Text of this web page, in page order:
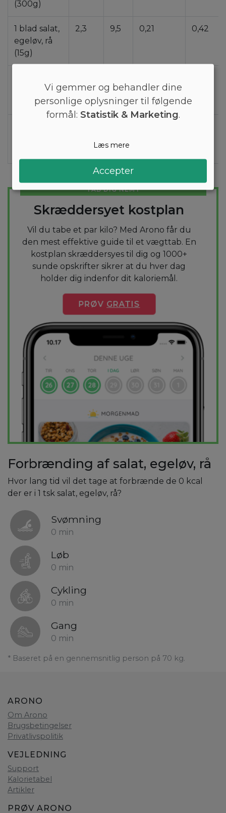
(300g)
1 blad salat,
egeløv, rå
(15g)
2,3 9,5 0,21 0,42
egeløv, rå
(72g)
TAB DIG NEMT
Skræddersyet kostplan
Vil du tabe et par kilo? Med Arono får du
den mest effektive guide til et vægttab. En
kostplan skræddersyes til dig og 1000+
sunde opskrifter sikrer at du hver dag
holder dig indenfor dit kaloriemål.
PRØV GRATIS
Forbrænding af salat, egeløv, rå
Hvor lang tid vil det tage at forbrænde de 0 kcal
der er i 1 tsk salat, egeløv, rå?
Svømning
0 min
Løb
0 min
Cykling
0 min
Gang
0 min
* Baseret på en gennemsnitlig person på 70 kg.
ARONO
Om Arono
Brugsbetingelser
Privatlivspolitik
VEJLEDNING
Support
Kalorietabel
Artikler
PRØV ARONO
Vi gemmer og behandler dine
personlige oplysninger til følgende
formål: Statistik & Marketing.
Læs mere
Accepter